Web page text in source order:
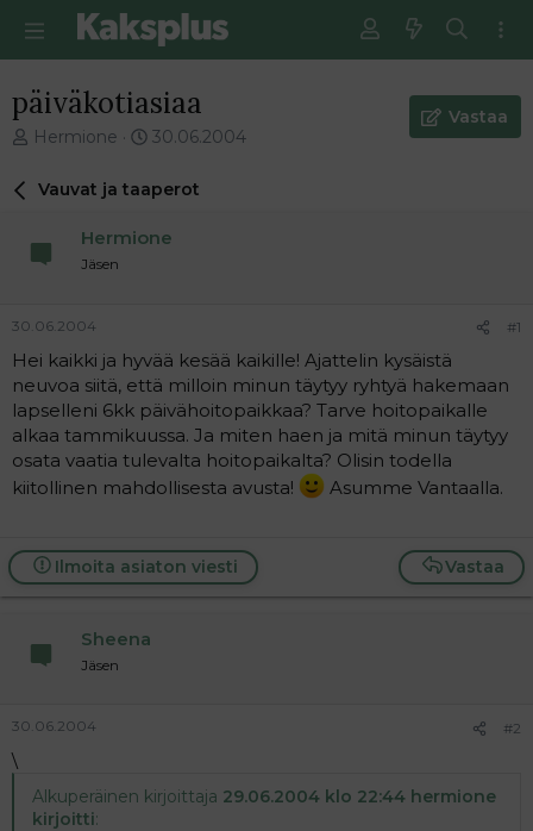
päiväkotiasiaa
V
e
i
t
u
n
a
l
o
t
j
a
Hermione
E
s
i
m
n
v
i
e
s
i
30.06.2004
Vastaa
Vauvat ja taaperot
Hermione
Jäsen
30.06.2004 #1
Hei kaikki ja hyvää kesää kaikille! Ajattelin kysäistä
neuvoa siitä, että milloin minun täytyy ryhtyä hakemaan
lapselleni 6kk päivähoitopaikkaa? Tarve hoitopaikalle
alkaa tammikuussa. Ja miten haen ja mitä minun täytyy
osata vaatia tulevalta hoitopaikalta? Olisin todella
kiitollinen mahdollisesta avusta!
Asumme Vantaalla.
Vastaa
Ilmoita asiaton viesti
Sheena
Jäsen
30.06.2004 #2
\
Alkuperäinen kirjoittaja 29.06.2004 klo 22:44 hermione
kirjoitti: